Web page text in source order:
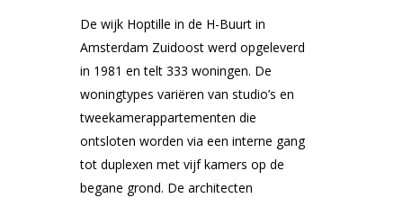
De wijk Hoptille in de H-Buurt in
Amsterdam Zuidoost werd opgeleverd
in 1981 en telt 333 woningen. De
woningtypes variëren van studio’s en
tweekamerappartementen die
ontsloten worden via een interne gang
tot duplexen met vijf kamers op de
begane grond. De architecten